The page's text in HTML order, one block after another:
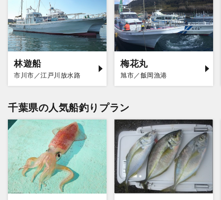
林遊船
市川市／江戸川放水路
梅花丸
旭市／飯岡漁港
千葉県の人気船釣りプラン